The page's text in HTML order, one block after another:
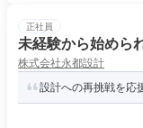
正社員
未経験から始めら
株式会社永都設計
設計への再挑戦を応